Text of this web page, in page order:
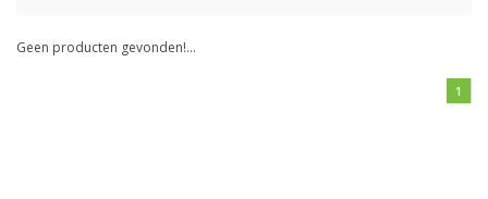
Geen producten gevonden!...
1